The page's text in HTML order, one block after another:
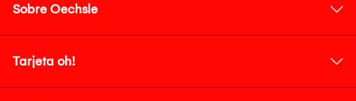
Sobre Oechsle
Tarjeta oh!